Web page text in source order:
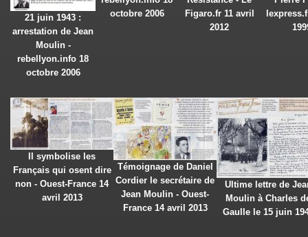
21 juin 1943 :
arrestation de Jean
Moulin -
rebellyon.info 18
octobre 2006
octobre 2006
Figaro.fr 11 avril
2012
Il symbolise les
Français qui osent dire
non - Ouest-France 14
avril 2013
Témoignage de Daniel
Cordier le secrétaire de
Jean Moulin - Ouest-
France 14 avril 2013
Ultime lettre de
Moulin à Charles
Gaulle le 15 juin